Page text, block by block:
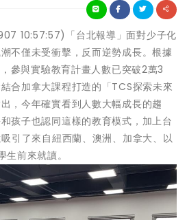
10:57:57)「台北報導」面對少子化
不僅未受衝擊，反而逆勢成長。根據
參與實驗教育計畫人數已突破2萬3
合加拿大課程打造的「TCS探索未來
，今年確實看到人數大幅成長的趨
孩子也認同這樣的教育模式，加上台
引了來自紐西蘭、澳洲、加拿大、以
前來就讀。